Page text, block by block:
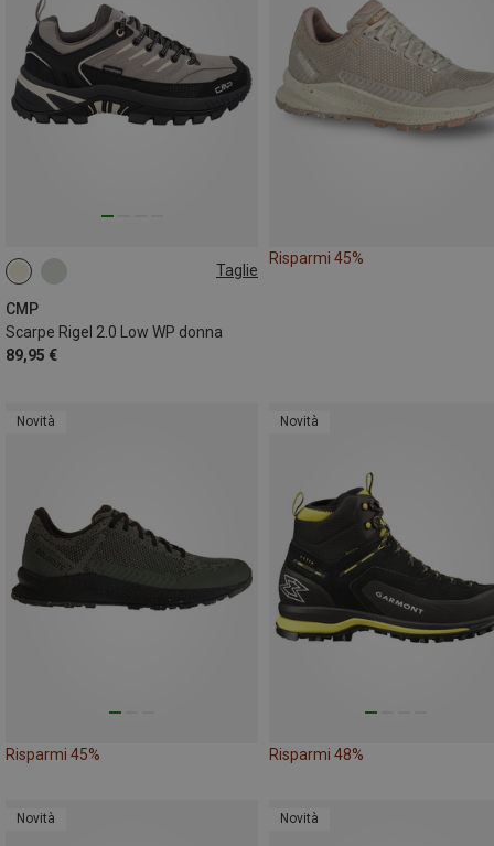
Taglie
CMP
Scarpe Rigel 2.0 Low WP donna
89,95 €
39 40
44
Risparmi 45%
Novità
Risparmi 45%
Novità
Risparmi 48%
Novità Novità